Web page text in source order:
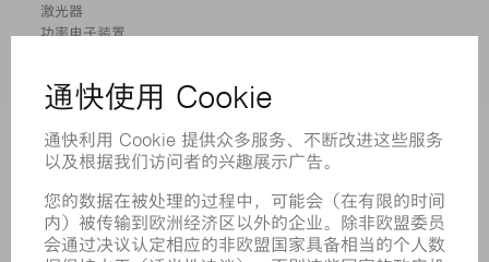
激光器
功率电子装置
软件
应用
行业
职业发展
招聘职位
企业简介